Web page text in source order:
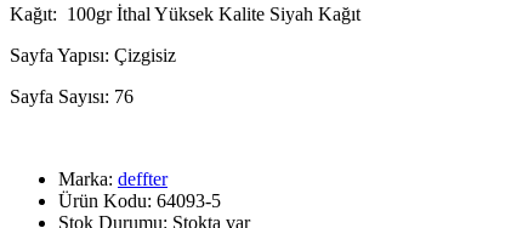
Kağıt: 100gr İthal Yüksek Kalite Siyah Kağıt
Sayfa Yapısı: Çizgisiz
Sayfa Sayısı: 76
Marka: deffter
Ürün Kodu: 64093-5
Stok Durumu: Stokta var